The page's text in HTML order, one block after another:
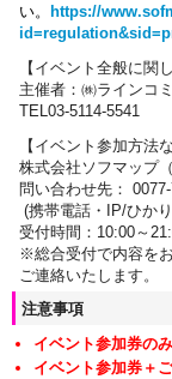
い。 https://
【イベント全般に関
主催者：㈱ラインコ
TEL03-5114-5541
【イベント参加方法
株式会社ソフマップ
問い合わせ先：
(携帯電話・IP/ひか
受付時間：10:00～
※総合受付で内容を
ご連絡いたします。
注意事項
イベント参加券の
イベント参加券＋